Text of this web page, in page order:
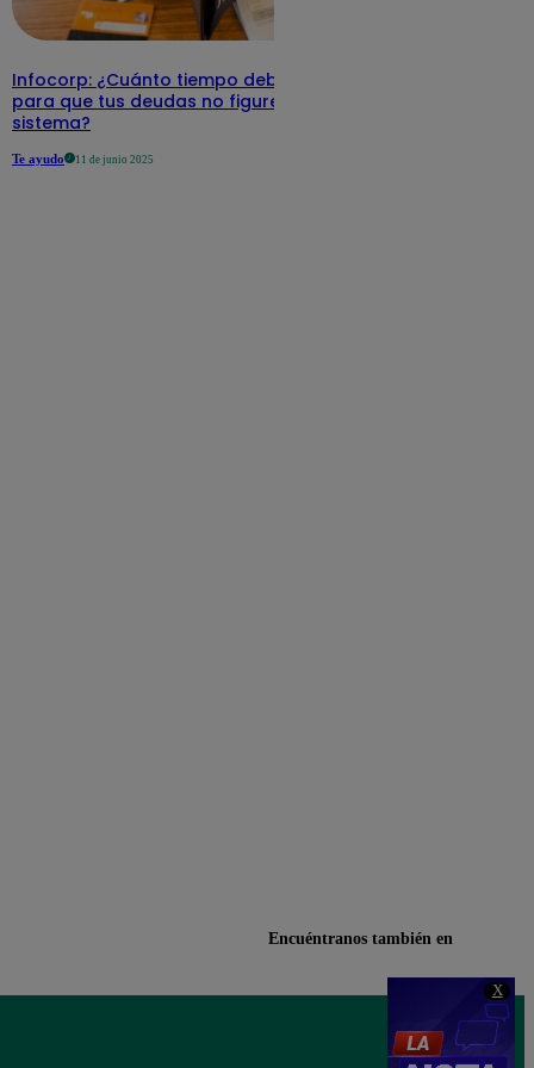
X
Infocorp: ¿Cuánto tiempo debe pasar
para que tus deudas no figuren en su
sistema?
Te ayudo 11 de junio 2025
Encuéntranos también en